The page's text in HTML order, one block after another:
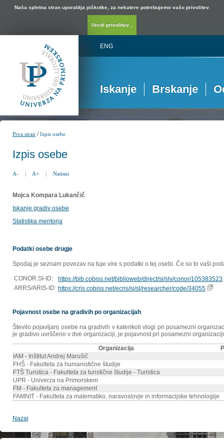
Naša spletna stran uporablja piškotke, za nekatere potrebujemo vašo privolitev.
Uredi privolitev...
ENG
Iskanje Brskanje
Prva stran /Izpis osebe
Izpis osebe
A- | A+ | Natisni
Mojca Kompara Lukančič
Iskanje gradiv osebe
Statistika mentorja
Podatki osebe drugje
Spodaj je seznam povezav na tuje vire s podatki o tej osebi. Če so to vaši
CONOR.SI-ID:
https://bib.cobiss.net/biblioweb/direct/si/slv/conor/105383523
ARRS/ARIS-ID: https://cris.cobiss.net/ecris/si/sl/researcher/code/34055
Pojavnost osebe na gradivih po organizacijah
Število pojavljanj osebe na gradivih v katerikoli vlogi pri posamezni
je gradivo uvrščeno v dve organizaciji, je pojavnost pri posamezni
Organizacija
IAM - Inštitut Andrej Marušič
FHŠ - Fakulteta za humanistične študije
FTŠ Turistica - Fakulteta za turistične študije - Turistica
UPR - Univerza na Primorskem
FM - Fakulteta za management
FAMNIT - Fakulteta za matematiko, naravoslovje in informacijske tehnologije
Nazaj